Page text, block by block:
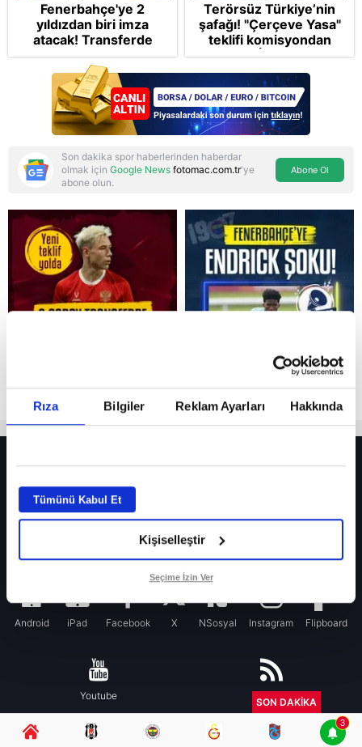
Rıza Bilgiler Reklam Ayarları Hakkında
Tümünü Kabul Et
Kişiselleştir
Seçime İzin Ver
Reddet
Fenerbahçe'ye 2
yıldızdan biri imza
atacak! Transferde
golcü harekatı...
Terörsüz Türkiye’nin
şafağı! "Çerçeve Yasa"
teklifi komisyondan
geçti: İP ve Yeni
Parti'den provokasyon
Son dakika spor haberlerinden haberdar
olmak için Google News fotomac.com.tr'ye
abone olun.
Abone Ol
Fenerbahçe’de sürpriz ayrılık ihtimali! Devre arasında gelmişti
Fenerbahçe’nin yeni transferi Mason Greenwood için olay sözler!
Galatasaray’da rota yeniden Thiago Almada!
Android iPad Facebook X NSosyal Instagram Flipboard
Youtube RSS
SON DAKİKA
3